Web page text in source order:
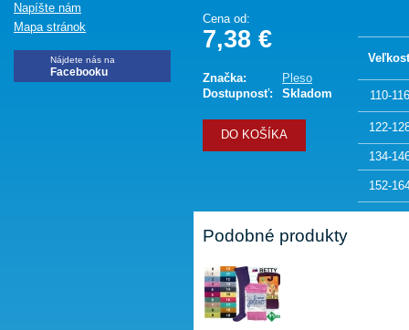
Napíšte nám
Mapa stránok
Nájdete nás na
Facebooku
Cena od:
7,38 €
Značka:
Pleso
Dostupnosť:
Skladom
DO KOŠÍKA
110-116
122-
134-
152-
Podobné produkty